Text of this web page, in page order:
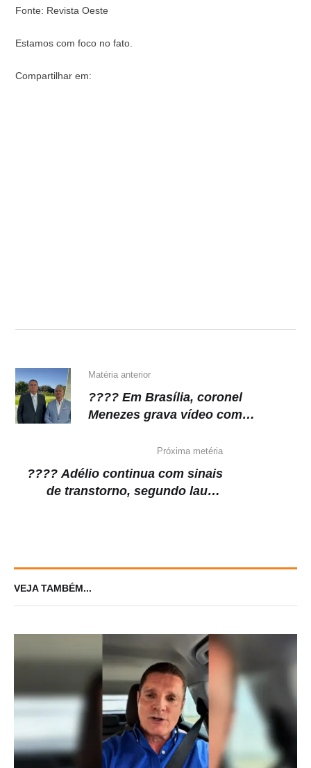
Fonte: Revista Oeste
Estamos com foco no fato.
Compartilhar em:
Matéria anterior
???? Em Brasília, coronel
Menezes grava vídeo com
e comemora a publicação do
decreto que preserva a ZFM
Próxima metéria
???? Adélio continua com sinais
de transtorno, segundo laudo
VEJA TAMBÉM...